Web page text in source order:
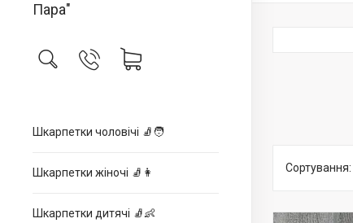
Пара"
Шкарпетки чоловічі 🧦🧑
Шкарпетки жіночі 🧦👩
Шкарпетки дитячі 🧦👶